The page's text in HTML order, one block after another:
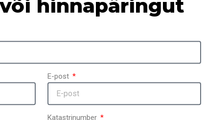
hinnapäringut
E-post
Katastrinumber